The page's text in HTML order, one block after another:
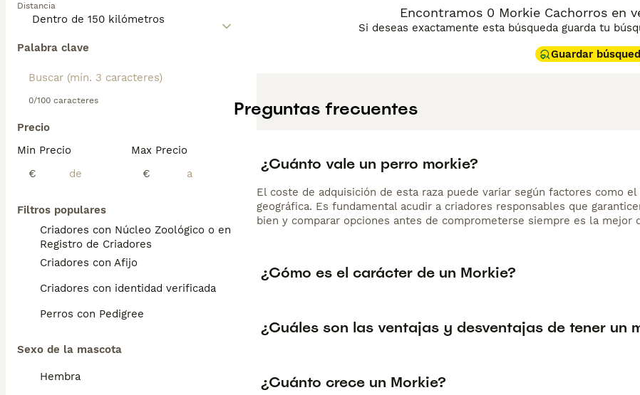
Distancia
Palabra clave
0/100 caracteres
Precio
Min Precio
€
Max Precio
€
Filtros populares
Criadores con Núcleo Zoológico o en el
Registro de Criadores
Criadores con Afijo
Criadores con identidad verificada
Perros con Pedigree
Sexo de la mascota
Hembra
Encontramos 0 Morkie Cachorros en
Si deseas exactamente esta búsqueda guarda tu
Guardar
Preguntas frecuentes
¿Cuánto vale un perro morkie?
El coste de adquisición de esta raza puede variar según factores como
geográfica. Es fundamental acudir a criadores responsables que
bien y comparar opciones antes de comprometerse siempre es la mejor
¿Cómo es el carácter de un Morkie?
¿Cuáles son las ventajas y desventajas de tener un
¿Cuánto crece un Morkie?